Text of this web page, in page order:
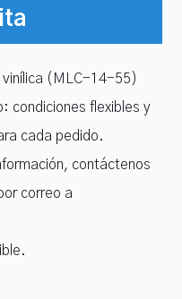
vinílica (MLC-14-55)
condiciones flexibles y
cada pedido.
contáctenos
correo a